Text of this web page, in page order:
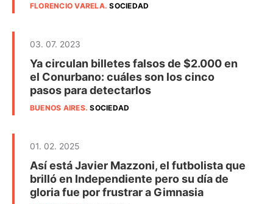
FLORENCIO VARELA.SOCIEDAD
03. 07. 2023
Ya circulan billetes falsos de $2.000 en
el Conurbano: cuáles son los cinco
pasos para detectarlos
BUENOS AIRES.SOCIEDAD
01. 02. 2025
Así está Javier Mazzoni, el futbolista que
brilló en Independiente pero su día de
gloria fue por frustrar a Gimnasia